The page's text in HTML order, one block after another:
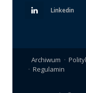
Linkedin
Archiwum
Regulamin